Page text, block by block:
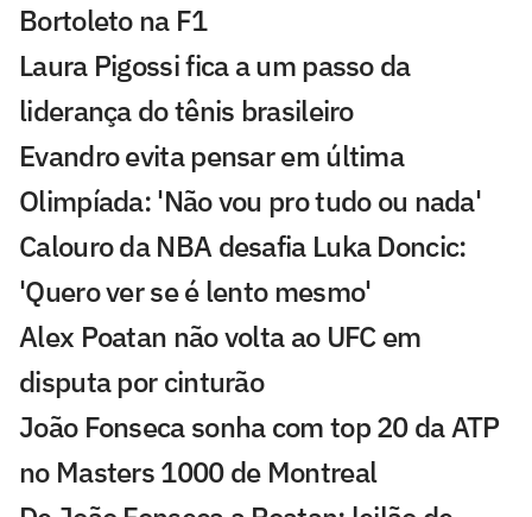
Bortoleto na F1
Laura Pigossi fica a um passo da
liderança do tênis brasileiro
Evandro evita pensar em última
Olimpíada: 'Não vou pro tudo ou nada'
Calouro da NBA desafia Luka Doncic:
'Quero ver se é lento mesmo'
Alex Poatan não volta ao UFC em
disputa por cinturão
João Fonseca sonha com top 20 da ATP
no Masters 1000 de Montreal